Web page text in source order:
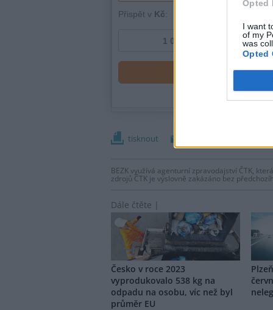
Opted
I want
of my
was
Opted
tisknout
BEZK využívá agenturní zpravodajství ČTK,
zdrojů ČTK je výslovně zakázáno bez
Dále čtěte |
Česko v roce 2023
vyprodukovalo 538 kg na
odpadu na osobu, víc než byl
průměr EU